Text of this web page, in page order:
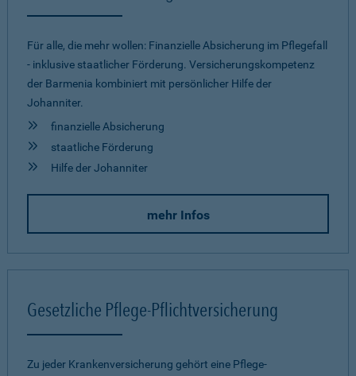
Für alle, die mehr wollen: Finanzielle Absicherung im Pflegefall
- inklusive staatlicher Förderung. Versicherungskompetenz
der Barmenia kombiniert mit persönlicher Hilfe der
Johanniter.
finanzielle Absicherung
staatliche Förderung
Hilfe der Johanniter
mehr Infos
Gesetzliche Pflege-Pflichtversicherung
Zu jeder Krankenversicherung gehört eine Pflege-